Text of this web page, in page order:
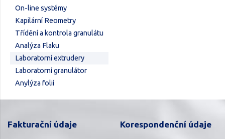
On-line systémy
Kapilární Reometry
Třídění a kontrola granulátu
Analýza Flaku
Laboratorní extrudery
Laboratorní granulátor
Anylýza folií
Fakturační údaje Korespondenční údaje